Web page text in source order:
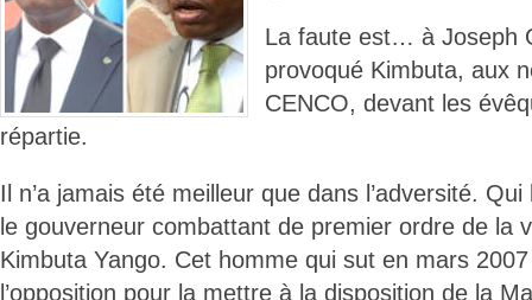
La faute est… à Joseph
provoqué Kimbuta, aux
CENCO, devant les
répartie.
Il n’a jamais été meilleur que dans l’adversité.
le gouverneur combattant de premier ordre de la
Kimbuta Yango. Cet homme qui sut en mars
l’opposition pour la mettre à la disposition de la